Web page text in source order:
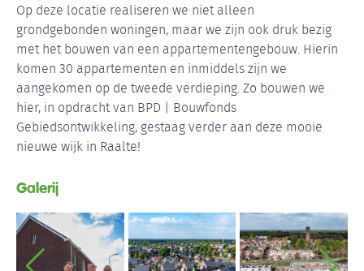
Op deze locatie realiseren we niet alleen
grondgebonden woningen, maar we zijn ook druk bezig
met het bouwen van een appartementengebouw. Hierin
komen 30 appartementen en inmiddels zijn we
aangekomen op de tweede verdieping. Zo bouwen we
hier, in opdracht van BPD | Bouwfonds
Gebiedsontwikkeling, gestaag verder aan deze mooie
nieuwe wijk in Raalte!
Galerij